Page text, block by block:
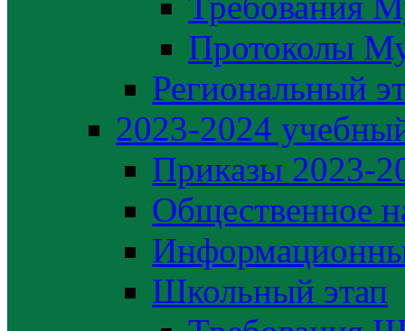
Протоколы
Региональный
2023-2024
Приказы 2023-
Общественное
Школьный этап